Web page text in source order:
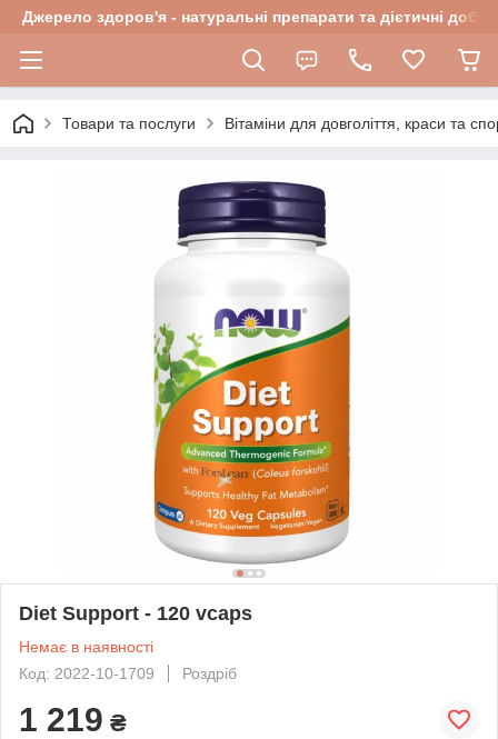
Джерело здоров'я - натуральні препарати та дієтичні
Товари та послуги Вітаміни для довголіття, краси та
Diet Support - 120 vcaps
Немає в наявності
Код: 2022-10-1709
Роздріб
1 219 ₴